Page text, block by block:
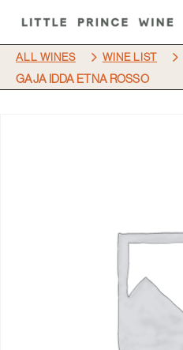
ALL WINES 5 WINE LIST 5
GAJA IDDA ETNA ROSSO